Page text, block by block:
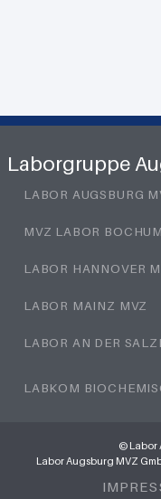
© Labor
Labor Augsburg MVZ
Laborgruppe
LABOR AUGSBURG
MVZ LABOR
LABOR HANNOVER
LABOR MAINZ MVZ
LABOR AN DER
LABKOM